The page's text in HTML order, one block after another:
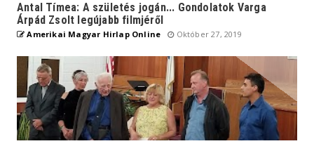
Antal Tímea: A születés jogán... Gondolatok Varga
Árpád Zsolt legújabb filmjéről
Amerikai Magyar Hirlap Online Október 27, 2019